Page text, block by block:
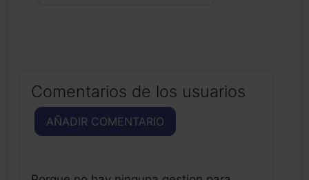
Comentarios de los usuarios
AÑADIR COMENTARIO